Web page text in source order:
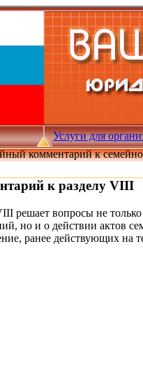
Услуги для
комментарий к
к разделу VIII
решает вопросы не
но и о действии актов
ранее действующих на